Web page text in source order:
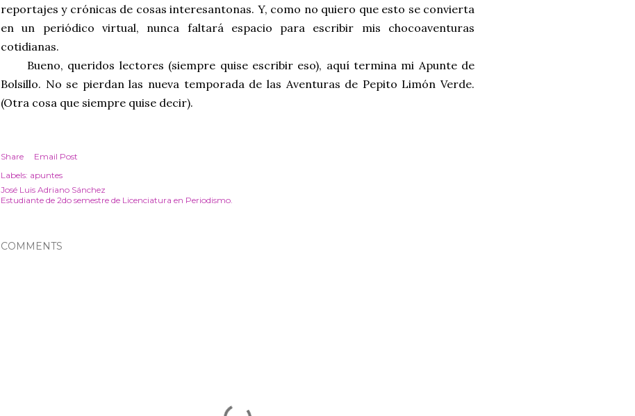
reportajes y crónicas de cosas interesantonas. Y, como no quiero que esto se convierta
en un periódico virtual, nunca faltará espacio para escribir mis chocoaventuras
cotidianas.
Bueno, queridos lectores (siempre quise escribir eso), aquí termina mi Apunte de
Bolsillo. No se pierdan las nueva temporada de las Aventuras de Pepito Limón Verde.
(Otra cosa que siempre quise decir).
Share
Email Post
Labels: apuntes
José Luis Adriano Sánchez
Estudiante de 2do semestre de Licenciatura en Periodismo.
COMMENTS